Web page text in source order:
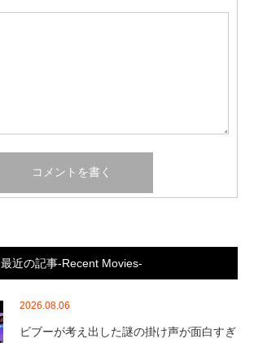
最近の記事-Recent Movies-
2026.08.06
ビブーが考え出した謎の掛け声が面白すぎ